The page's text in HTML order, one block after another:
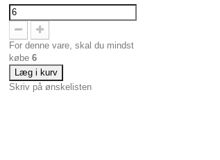
For denne vare, skal du mindst
købe6
Læg i kurv
Skriv på ønskelisten